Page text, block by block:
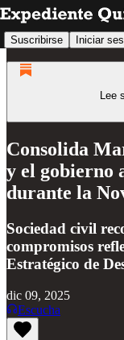
Suscribirse Iniciar
Lee
Consolida
y el gobierno
durante la
Sociedad civil
compromisos
Estratégico de
dic 09, 2025
Escucha